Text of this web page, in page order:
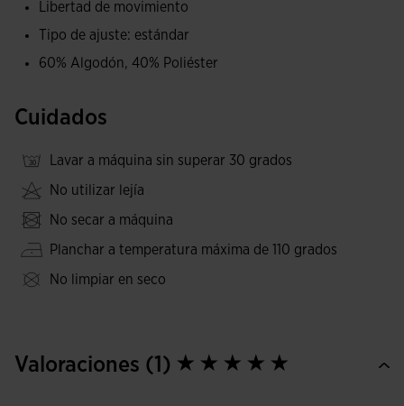
Libertad de movimiento
Tipo de ajuste: estándar
60% Algodón, 40% Poliéster
Cuidados
Lavar a máquina sin superar 30 grados
No utilizar lejía
No secar a máquina
Planchar a temperatura máxima de 110 grados
No limpiar en seco
Valoraciones (1)